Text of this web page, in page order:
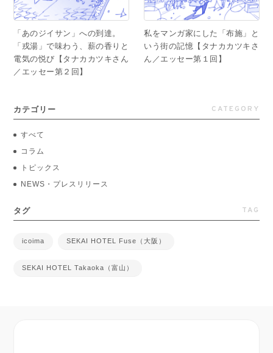
「あのジイサン」への到達。
「戎湯」で味わう、薪の香りと
電気の悦び【タナカカツキさん
／エッセー第２回】
私をマンガ家にした「布施」と
いう街の記憶【タナカカツキさ
ん／エッセー第１回】
カテゴリー CATEGORY
すべて
コラム
トピックス
NEWS・プレスリリース
タグ TAG
icoima SEKAI HOTEL Fuse（大阪）
SEKAI HOTEL Takaoka（富山）